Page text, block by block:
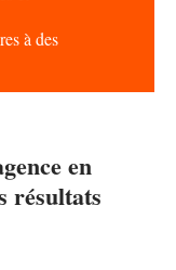
à des
en
résultats